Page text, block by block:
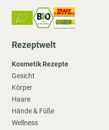
Rezeptwelt
Kosmetik Rezepte
Gesicht
Körper
Haare
Hände & Füße
Wellness